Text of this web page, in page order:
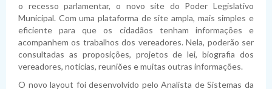
o recesso parlamentar, o novo site do Poder Legislativo
Municipal. Com uma plataforma de site ampla, mais simples e
eficiente para que os cidadãos tenham informações e
acompanhem os trabalhos dos vereadores. Nela, poderão ser
consultadas as proposições, projetos de lei, biografia dos
vereadores, notícias, reuniões e muitas outras informações.
O novo layout foi desenvolvido pelo Analista de Sistemas da